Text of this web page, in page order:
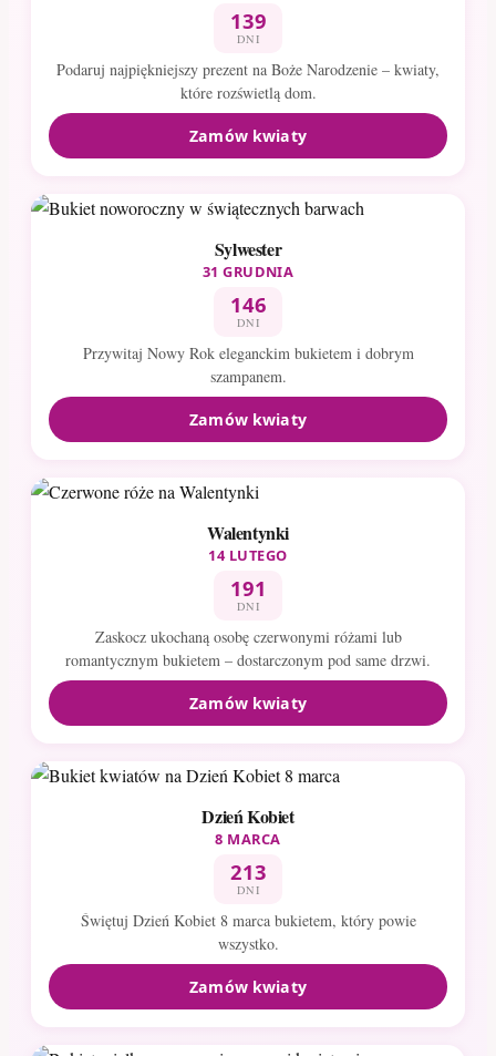
139
DNI
Podaruj najpiękniejszy prezent na Boże Narodzenie – kwiaty,
które rozświetlą dom.
Zamów kwiaty
Sylwester
31 GRUDNIA
146
DNI
Przywitaj Nowy Rok eleganckim bukietem i dobrym
szampanem.
Zamów kwiaty
Walentynki
14 LUTEGO
191
DNI
Zaskocz ukochaną osobę czerwonymi różami lub
romantycznym bukietem – dostarczonym pod same drzwi.
Zamów kwiaty
Dzień Kobiet
8 MARCA
213
DNI
Świętuj Dzień Kobiet 8 marca bukietem, który powie
wszystko.
Zamów kwiaty